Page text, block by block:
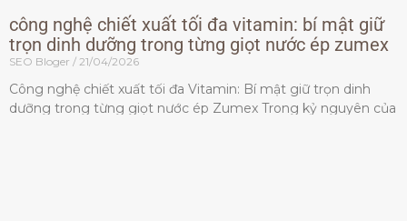
công nghệ chiết xuất tối đa vitamin: bí mật giữ
trọn dinh dưỡng trong từng giọt nước ép zumex
SEO Bloger 21/04/2026
Công nghệ chiết xuất tối đa Vitamin: Bí mật giữ trọn dinh
dưỡng trong từng giọt nước ép Zumex Trong kỷ nguyên của